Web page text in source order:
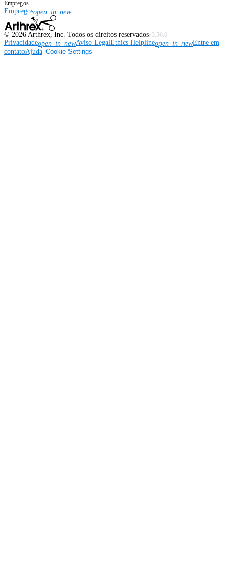
Empregos
Empregosopen_in_new
© 2026 Arthrex, Inc. Todos os direitos reservadosv3.56.0
Privacidadeopen_in_newAviso LegalEthics Helplineopen_in_newEntre em
contatoAjuda Cookie Settings